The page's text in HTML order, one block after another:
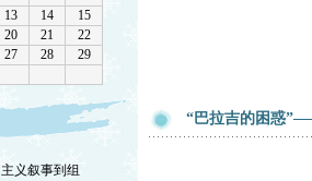
义叙事到组
“巴拉吉的困惑